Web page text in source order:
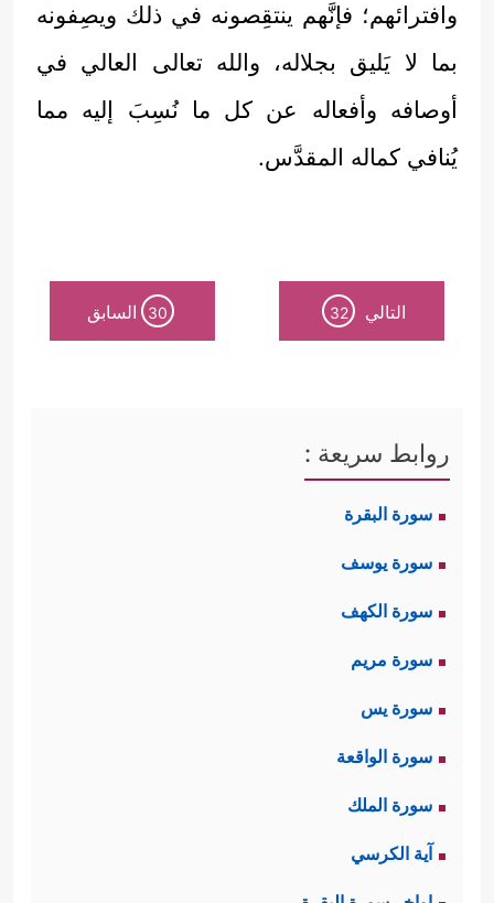
وافترائهم؛ فإنَّهم ينتقِصونه في ذلك ويصِفونه
بما لا يَليق بجلاله، والله تعالى العالي في
أوصافه وأفعاله عن كل ما نُسِبَ إليه مما
يُنافي كماله المقدَّس.
التالي 32
30 السابق
روابط سريعة :
سورة البقرة
سورة يوسف
سورة الكهف
سورة مريم
سورة يس
سورة الواقعة
سورة الملك
آية الكرسي